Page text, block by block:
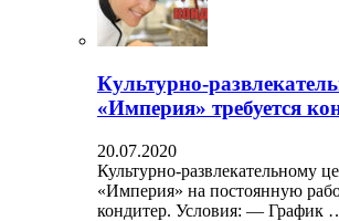
Культурно-
«Империя» требуется
20.07.2020
Культурно-развлекательному
«Империя» на постоянную
кондитер. Условия: — График